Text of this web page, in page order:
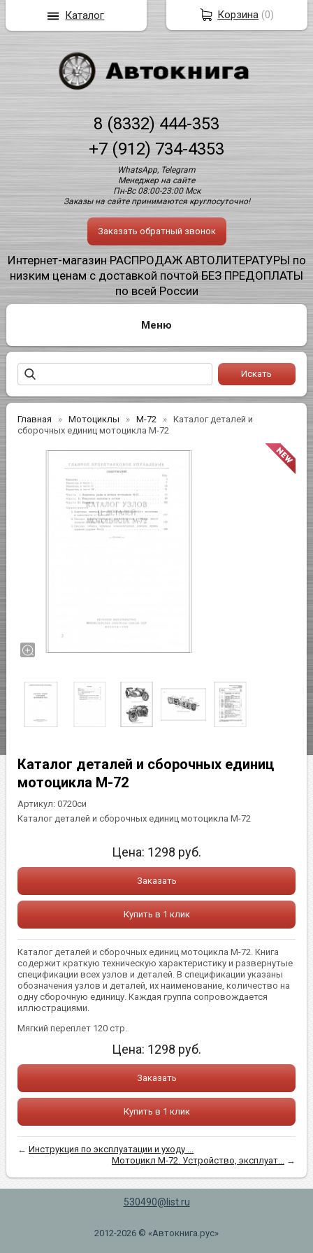
8 (8332) 444-353
+7 (912) 734-4353
WhatsApp, Telegram
Менеджер на сайте
Пн-Вс 08:00-23:00 Мск
Заказы на сайте принимаются круглосуточно!
Заказать обратный звонок
Интернет-магазин РАСПРОДАЖ АВТОЛИТЕРАТУРЫ по
низким ценам с доставкой почтой БЕЗ ПРЕДОПЛАТЫ
по всей России
Главная Мотоциклы М-72
Каталог деталей и
сборочных единиц мотоцикла М-72
Каталог деталей и сборочных единиц
мотоцикла М-72
Артикул:0720си
Каталог деталей и сборочных единиц мотоцикла М-72
Цена: 1298 руб.
Заказать
Купить в 1 клик
Каталог деталей и сборочных единиц мотоцикла М-72. Книга
содержит краткую техническую характеристику и развернутые
спецификации всех узлов и деталей. В спецификации указаны
обозначения узлов и деталей, их наименование, количество на
одну сборочную единицу. Каждая группа сопровождается
иллюстрациями.
Мягкий переплет 120 стр.
Цена: 1298 руб.
Заказать
Купить в 1 клик
←Инструкция по эксплуатации и уходу ...
Мотоцикл М-72. Устройство, эксплуат...
→
530490@list.ru
2012-2026 © «Автокнига.рус»
Корзина (0)
Каталог